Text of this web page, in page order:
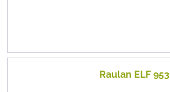
Raulan ELF 953